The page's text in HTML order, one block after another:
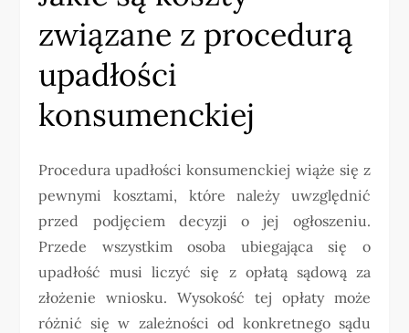
związane z procedurą
upadłości
konsumenckiej
Procedura upadłości konsumenckiej wiąże się z
pewnymi kosztami, które należy uwzględnić
przed podjęciem decyzji o jej ogłoszeniu.
Przede wszystkim osoba ubiegająca się o
upadłość musi liczyć się z opłatą sądową za
złożenie wniosku. Wysokość tej opłaty może
różnić się w zależności od konkretnego sądu